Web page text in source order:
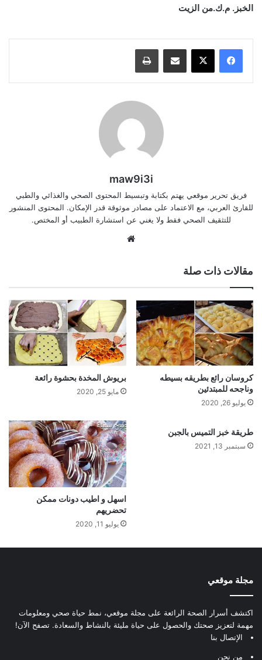
الخبز. م.ك.من الزيت
مشاركة عبر البريد طباعة
maw9i3i
فريق تحرير موقعي يهتم بكتابة وتبسيط المحتوى الصحي والغذائي والطبي
للقارئ العربي، مع الاعتماد على مصادر موثوقة قدر الإمكان. المحتوى المنشور
للتثقيف الصحي فقط ولا يغني عن استشارة الطبيب أو المختص.
مقالات ذات صلة
كروسان رائع بطريقه بسيطه
وناجحه للمبتدئين
يوليو 26, 2020
بريوش المخدة بحشوة رائعة
مايو 25, 2020
طريقة خبز التميس بالجبن
سبتمبر 13, 2021
اسهل و اطيب دونات ممكن
تحضريهم
يوليو 11, 2020
مجلة موقعي
اكتشف أسرار الصحة الرائعة على مجلة موقعي، نمط حياة صحي ومعلومات
مهمة لتعزيز صحتك والحصول على حياة مليئة بالنشاط والسعادة. تصفح الآن!
الإتصال بنا
من نحن